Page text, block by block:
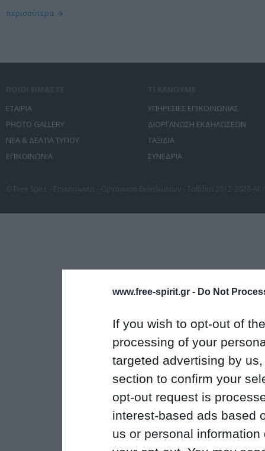
www.free-spirit.gr - Do Not
If you wish to opt-out of
processing of your
targeted advertising by
section to confirm your
opt-out request is
interest-based ads based
us or personal
περισσότερα
ΕΤΑΙΡΙΑ
PHOTO GALLERY
ΝΕΑ & ΔΕΛΤΙΑ ΤΥΠΟΥ
ΕΠΙΚΟΙΝΩΝΙΑ
ΥΠΗΡΕΣΙΕΣ ΕΠΙΚΟΙΝΩΝΙΑΣ
ΔΙΟΡΓΑΝΩΣΗ ΕΚΔΗΛΩΣΕΩΝ
ΤΑΞΙΔΙΑ
ΣΥΝΕΔΡΙΑ
© Free Spirit - Επικοινωνία - Οργάνωση Εκδηλώσεων - Ταξίδια 2012-2026